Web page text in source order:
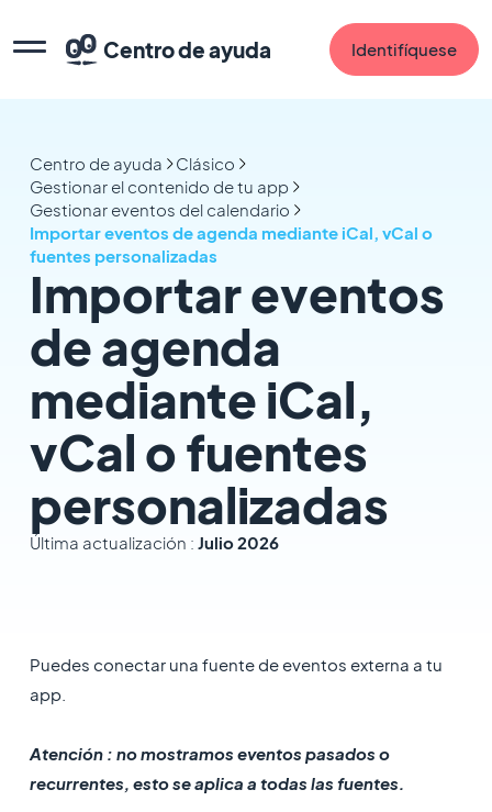
Centro de ayuda Identifíquese
Centro de ayuda
Clásico
Gestionar el contenido de tu app
Gestionar eventos del calendario
Importar eventos de agenda mediante iCal, vCal o
fuentes personalizadas
Importar eventos
de agenda
mediante iCal,
vCal o fuentes
personalizadas
Última actualización : Julio 2026
Puedes conectar una fuente de eventos externa a tu
app.
Atención : no mostramos eventos pasados ​​o
recurrentes, esto se aplica a todas las fuentes.